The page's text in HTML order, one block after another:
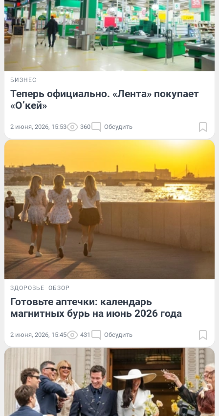
БИЗНЕС
Теперь официально. «Лента» покупает
«О’кей»
2 июня, 2026, 15:53 360 Обсудить
ЗДОРОВЬЕ ОБЗОР
Готовьте аптечки: календарь
магнитных бурь на июнь 2026 года
2 июня, 2026, 15:45 431 Обсудить